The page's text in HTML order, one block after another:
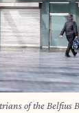
of the Belfius